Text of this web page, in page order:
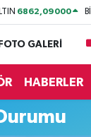
6862,09000
FOTO GALERİ
HABERLER